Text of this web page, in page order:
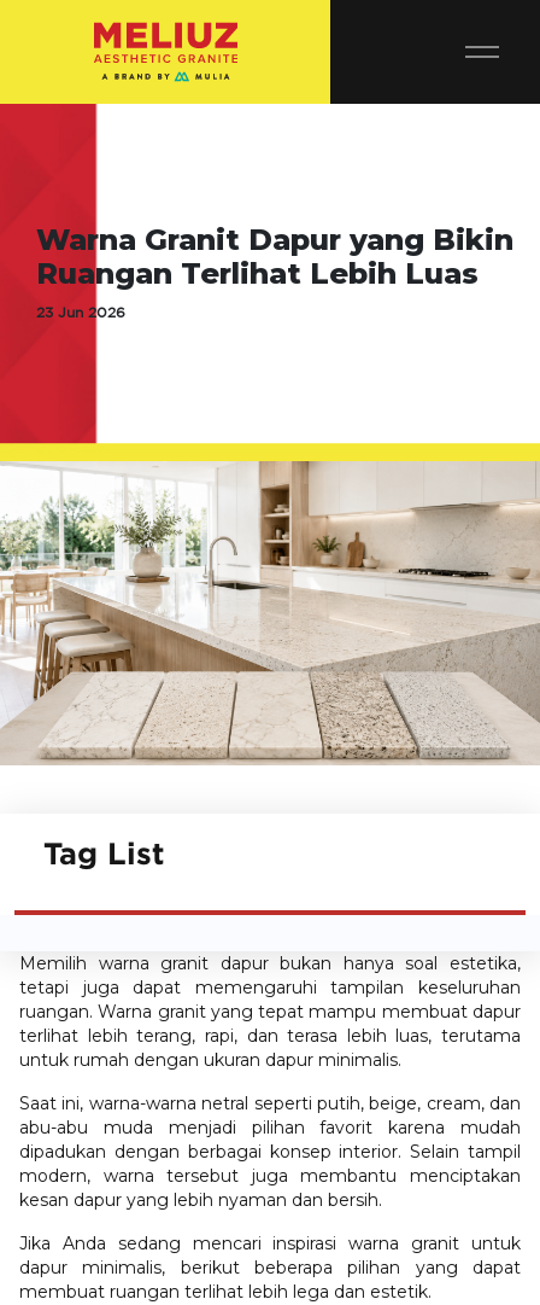
Warna Granit Dapur yang Bikin
Ruangan Terlihat Lebih Luas
23 Jun 2026
Tag List
Memilih warna granit dapur bukan hanya soal estetika,
tetapi juga dapat memengaruhi tampilan keseluruhan
ruangan. Warna granit yang tepat mampu membuat dapur
terlihat lebih terang, rapi, dan terasa lebih luas, terutama
untuk rumah dengan ukuran dapur minimalis.
Saat ini, warna-warna netral seperti putih, beige, cream, dan
abu-abu muda menjadi pilihan favorit karena mudah
dipadukan dengan berbagai konsep interior. Selain tampil
modern, warna tersebut juga membantu menciptakan
kesan dapur yang lebih nyaman dan bersih.
Jika Anda sedang mencari inspirasi warna granit untuk
dapur minimalis, berikut beberapa pilihan yang dapat
membuat ruangan terlihat lebih lega dan estetik.